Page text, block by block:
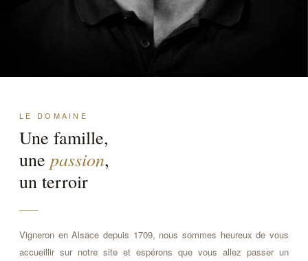
LE DOMAINE
Une famille,
une passion,
un terroir
Vigneron en Alsace depuis 1709, nous sommes heureux de vous
accueillir sur notre site et espérons que vous allez passer un